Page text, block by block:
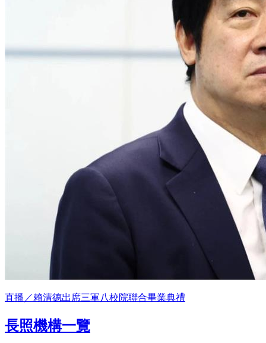
直播／賴清德出席三軍八校院聯合畢業典禮
長照機構一覽